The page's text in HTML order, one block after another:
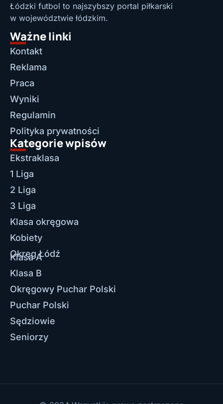
Łódzki futbol to najszybszy portal piłkarski
w województwie łódzkim.
Ważne linki
Kontakt
Reklama
Praca
Wyniki
Regulamin
Polityka prywatności
Kategorie wpisów
Ekstraklasa
1 Liga
2 Liga
3 Liga
Klasa okręgowa
Kobiety
Okręg Łódź
Klasa A
Klasa B
Okręgowy Puchar Polski
Puchar Polski
Sędziowie
Seniorzy